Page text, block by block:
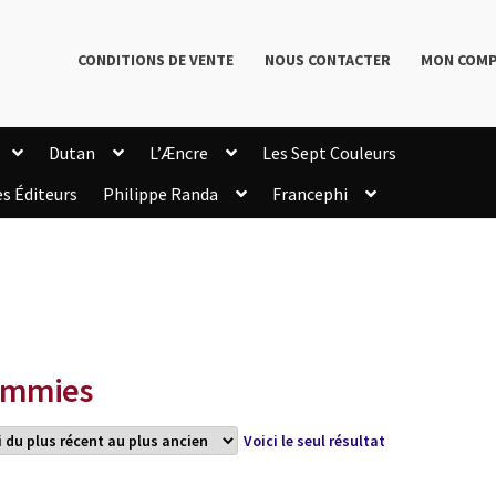
CONDITIONS DE VENTE NOUS CONTACTER MON
Dutan L’Æncre
Les Sept Couleurs
Éditeurs Philippe Randa
Francephi
Voici le seul résultat